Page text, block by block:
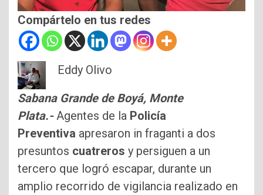
Compártelo en tus redes
Eddy Olivo
Sabana Grande de Boyá, Monte
Plata.-Agentes de la Policía
Preventiva apresaron in fraganti a dos
presuntos cuatreros y persiguen a un
tercero que logró escapar, durante un
amplio recorrido de vigilancia realizado en